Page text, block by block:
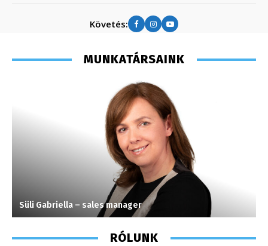
Követés:
MUNKATÁRSAINK
Süli Gabriella – sales manager
RÓLUNK